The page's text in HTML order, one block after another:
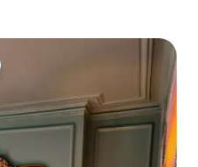
appréciés